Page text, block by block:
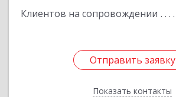
Клиентов на сопровождении
Отправить заявку
Показать контакты
Отправить заявку
Назад